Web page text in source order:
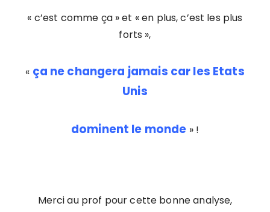
« c’est comme ça » et « en plus, c’est les plus
forts »,
« ça ne changera jamais car les Etats
Unis
dominent le monde » !
Merci au prof pour cette bonne analyse,